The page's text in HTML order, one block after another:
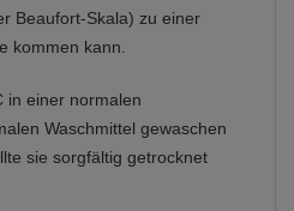
Beaufort-Skala) zu einer
kommen kann.
in einer normalen
Waschmittel gewaschen
sie sorgfältig getrocknet